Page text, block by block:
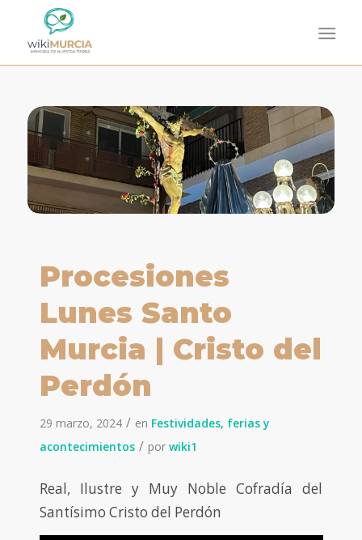
Procesiones
Lunes Santo
Murcia | Cristo del
Perdón
29 marzo, 2024 / en Festividades, ferias y
acontecimientos / por wiki1
Real, Ilustre y Muy Noble Cofradía del
Santísimo Cristo del Perdón